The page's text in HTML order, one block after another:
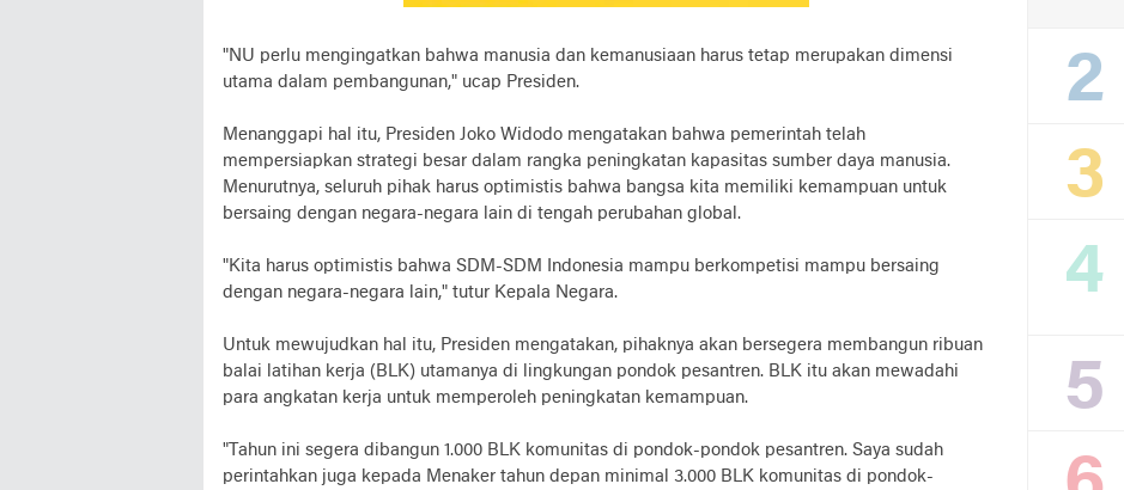
"NU perlu mengingatkan bahwa manusia dan kemanusiaan harus tetap merupakan dimensi
utama dalam pembangunan," ucap Presiden.
Menanggapi hal itu, Presiden Joko Widodo mengatakan bahwa pemerintah telah
mempersiapkan strategi besar dalam rangka peningkatan kapasitas sumber daya manusia.
Menurutnya, seluruh pihak harus optimistis bahwa bangsa kita memiliki kemampuan untuk
bersaing dengan negara-negara lain di tengah perubahan global.
"Kita harus optimistis bahwa SDM-SDM Indonesia mampu berkompetisi mampu bersaing
dengan negara-negara lain," tutur Kepala Negara.
Untuk mewujudkan hal itu, Presiden mengatakan, pihaknya akan bersegera membangun ribuan
balai latihan kerja (BLK) utamanya di lingkungan pondok pesantren. BLK itu akan mewadahi
para angkatan kerja untuk memperoleh peningkatan kemampuan.
"Tahun ini segera dibangun 1.000 BLK komunitas di pondok-pondok pesantren. Saya sudah
perintahkan juga kepada Menaker tahun depan minimal 3.000 BLK komunitas di pondok-